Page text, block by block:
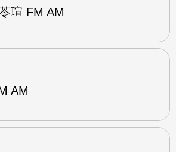
瑄 FM AM
AM